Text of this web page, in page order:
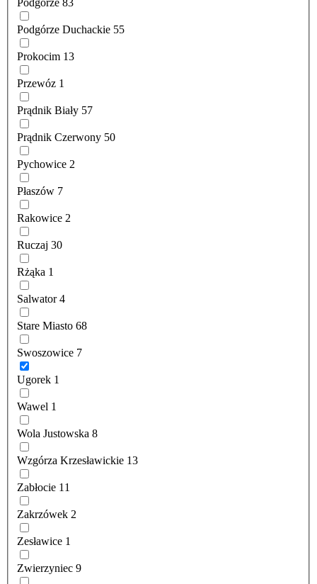
Podgórze 83
Podgórze Duchackie 55
Prokocim 13
Przewóz 1
Prądnik Biały 57
Prądnik Czerwony 50
Pychowice 2
Płaszów 7
Rakowice 2
Ruczaj 30
Rżąka 1
Salwator 4
Stare Miasto 68
Swoszowice 7
Ugorek 1
Wawel 1
Wola Justowska 8
Wzgórza Krzesławickie 13
Zabłocie 11
Zakrzówek 2
Zesławice 1
Zwierzyniec 9